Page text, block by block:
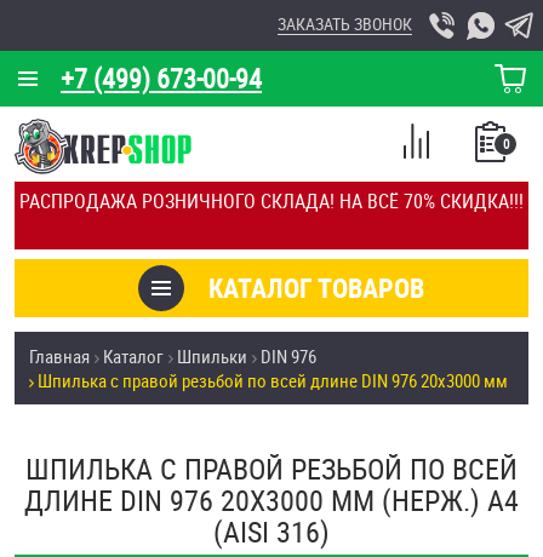
РАСПРОДАЖА РОЗНИЧНОГО СКЛАДА! НА ВСЁ 70% СКИДКА!!!
+7 (499) 673-00-94
ЗАКАЗАТЬ ЗВОНОК
КОРЗИНА
О КОМПАНИИ
КАЛЬКУЛЯТОР
ОТЗЫВЫ
УСЛУГИ
СКИДКИ
ОПТ
ПОКУПАТЕЛЯМ
КАТАЛОГ ТОВАРОВ
0
СПИСОК
СРАВНЕНИЕ
Товары со скидкой
Анкеры
Антивандальный крепёж, инструмент
Главная Каталог Шпильки
DIN 976
Шпилька с правой резьбой по всей длине DIN 976 20х3000 мм
ШПИЛЬКА С ПРАВОЙ РЕЗЬБОЙ ПО ВСЕЙ
ДЛИНЕ DIN 976 20Х3000 ММ (НЕРЖ.) A4
(AISI 316)